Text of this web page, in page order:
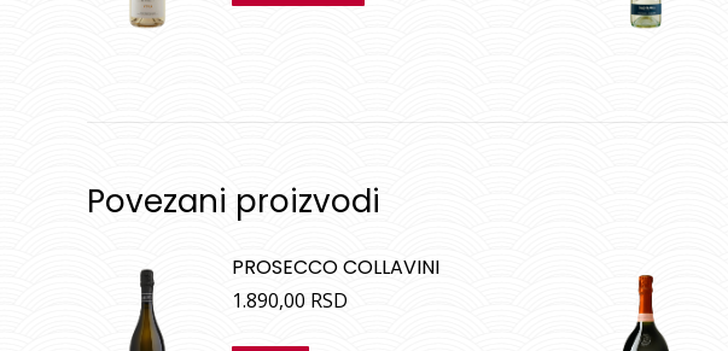
Povezani proizvodi
PROSECCO COLLAVINI
1.890,00 RSD